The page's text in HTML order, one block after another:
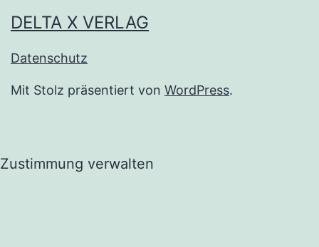
DELTA X VERLAG
Datenschutz
Mit Stolz präsentiert von WordPress.
Zustimmung verwalten